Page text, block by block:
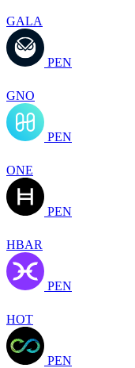
GALA
PEN
GNO
PEN
ONE
PEN
HBAR
PEN
HOT
PEN